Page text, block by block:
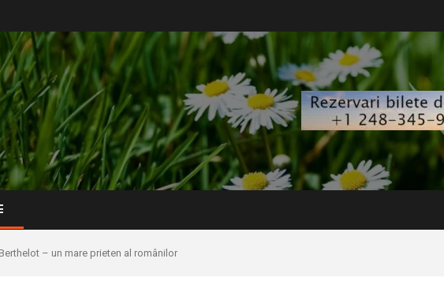
– un mare prieten al românilor